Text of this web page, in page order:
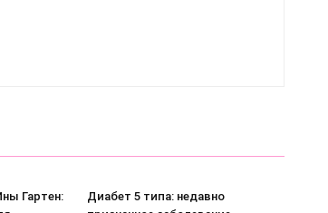
Гартен:
Диабет 5 типа: недавно